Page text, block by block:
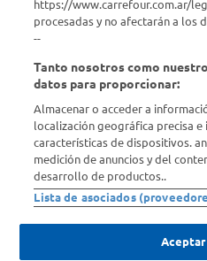
Descubrí Carrefour
Conocenos
Info útil
Comprá Online
Enterate de nuestras
Dejanos tu mail para recibir todas
https://www.carrefour.com.ar/
procesadas y no afectarán a los
--
Tanto nosotros como
datos para proporcionar:
Almacenar o acceder a
localización geográfica precisa
características de dispositivos.
medición de anuncios y del
desarrollo de productos..
Lista de asociados